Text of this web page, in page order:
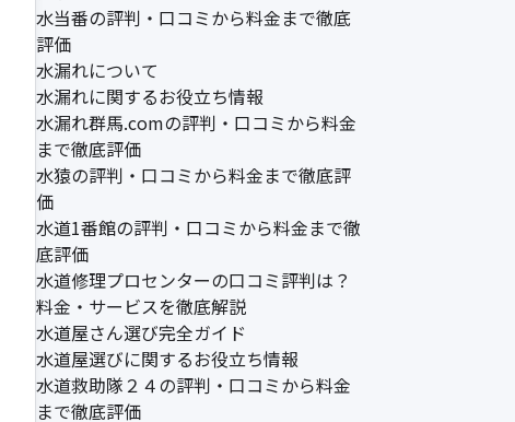
水当番の評判・口コミから料金まで徹底
評価
水漏れについて
水漏れに関するお役立ち情報
水漏れ群馬.comの評判・口コミから料金
まで徹底評価
水猿の評判・口コミから料金まで徹底評
価
水道1番館の評判・口コミから料金まで徹
底評価
水道修理プロセンターの口コミ評判は？
料金・サービスを徹底解説
水道屋さん選び完全ガイド
水道屋選びに関するお役立ち情報
水道救助隊２４の評判・口コミから料金
まで徹底評価